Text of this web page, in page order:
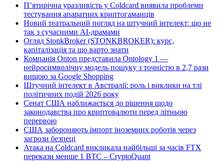
П’ятирічна уразливість у Coldcard виявила проблеми
тестування апаратних криптогаманців
Новий театральний погляд на штучний інтелект: що не
так з сучасними AI-драмами
Огляд StonkBroker (STONKBROKER): курс,
капіталізація та що варто знати
Компанія Onton представила Ontology 1 —
нейросимволічну модель пошуку з точністю в 2,7 рази
вищою за Google Shopping
Штучний інтелект в Австралії: роль і виклики на тлі
політичних подій 2026 року
Сенат США наближається до рішення щодо
законодавства про криптовалюти перед літньою
перервою
США забороняють імпорт іноземних роботів через
загрози безпеці
Атака на Coldcard викликала найбільші за часів FTX
перекази менше 1 BTC – CryptoQuant